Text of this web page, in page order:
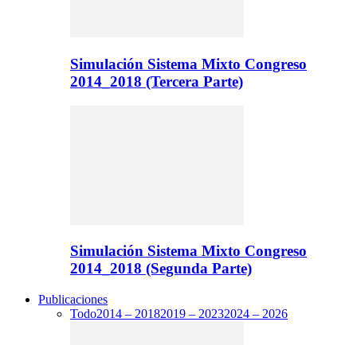
Simulación Sistema Mixto Congreso
2014_2018 (Tercera Parte)
Simulación Sistema Mixto Congreso
2014_2018 (Segunda Parte)
Publicaciones
Todo2014 – 20182019 – 20232024 – 2026